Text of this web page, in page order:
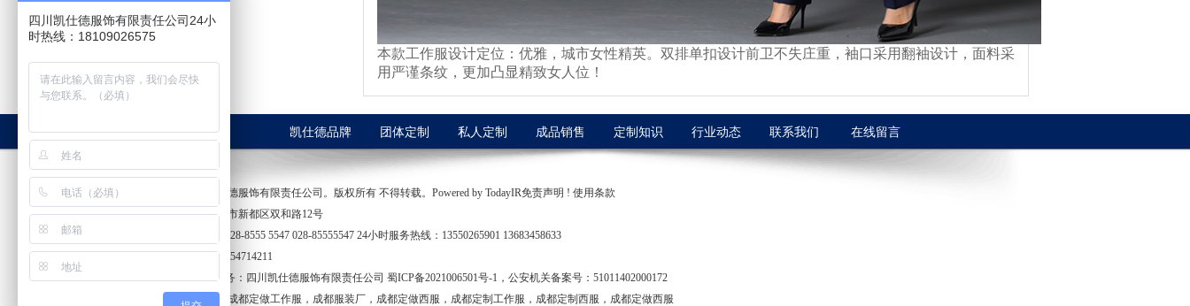
本款工作服设计定位：优雅，城市女性精英。双排单扣设计前卫不失庄重，袖口采用翻袖设计，面料采
用严谨条纹，更加凸显精致女人位！
凯仕德品牌 团体定制 私人定制 成品销售 定制知识 行业动态 联系我们 在线留言
2017 四川凯仕德服饰有限责任公司。版权所有 不得转载。Powered by TodayIR免责声明 ! 使用条款
公司地址:成都市新都区双和路12号
客户服务热线028-8555 5547 028-85555547 24小时服务热线：13550265901 13683458633
在线QQ服务 :254714211
技术支持与服务：四川凯仕德服饰有限责任公司 蜀ICP备2021006501号-1，公安机关备案号：51011402000172
本站关键字： 成都定做工作服，成都服装厂，成都定做西服，成都定制工作服，成都定制西服，成都定做西服
四川凯仕德服饰有限责任公司24小
时热线：18109026575